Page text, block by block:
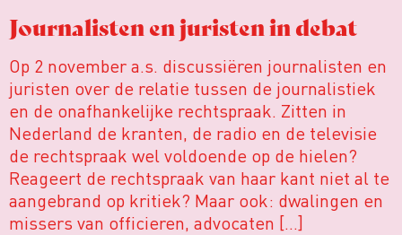
Journalisten en juristen in debat
Op 2 november a.s. discussiëren journalisten en
juristen over de relatie tussen de journalistiek
en de onafhankelijke rechtspraak. Zitten in
Nederland de kranten, de radio en de televisie
de rechtspraak wel voldoende op de hielen?
Reageert de rechtspraak van haar kant niet al te
aangebrand op kritiek? Maar ook: dwalingen en
missers van officieren, advocaten […]